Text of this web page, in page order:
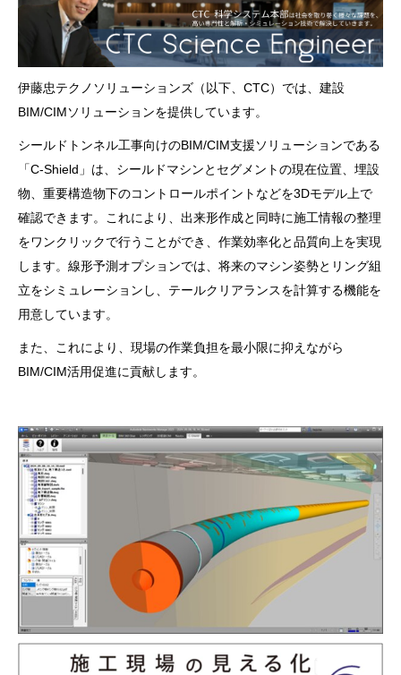
伊藤忠テクノソリューションズ（以下、CTC）では、建設
BIM/CIMソリューションを提供しています。
シールドトンネル工事向けのBIM/CIM支援ソリューションである
「C-Shield」は、シールドマシンとセグメントの現在位置、埋設
物、重要構造物下のコントロールポイントなどを3Dモデル上で
確認できます。これにより、出来形作成と同時に施工情報の整理
をワンクリックで行うことができ、作業効率化と品質向上を実現
します。線形予測オプションでは、将来のマシン姿勢とリング組
立をシミュレーションし、テールクリアランスを計算する機能を
用意しています。
また、これにより、現場の作業負担を最小限に抑えながら
BIM/CIM活用促進に貢献します。